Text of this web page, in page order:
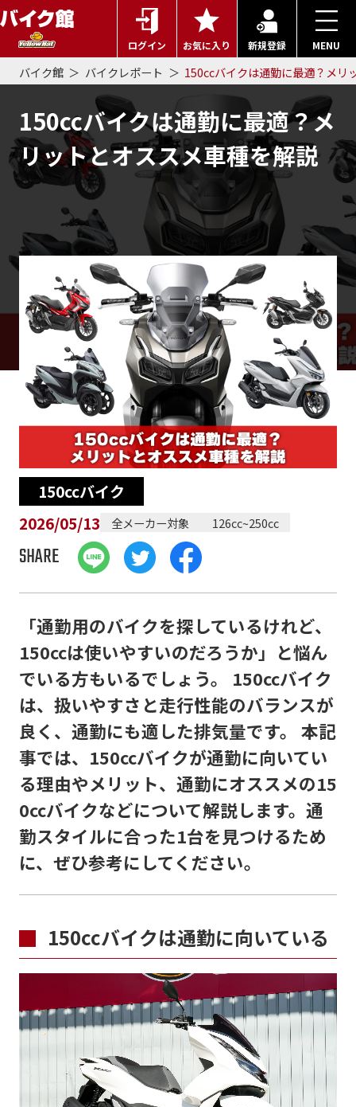
ログイン お気に入り 新規登録 MENU
バイク館 バイクレポート 150ccバイクは通勤に最適？メリ
150ccバイクは通勤に最適？メ
リットとオススメ車種を解説
150ccバイク
2026/05/13
全メーカー対象 126cc~250cc
SHARE
「通勤用のバイクを探しているけれど、
150ccは使いやすいのだろうか」と悩ん
でいる方もいるでしょう。 150ccバイク
は、扱いやすさと走行性能のバランスが
良く、通勤にも適した排気量です。 本記
事では、150ccバイクが通勤に向いてい
る理由やメリット、通勤にオススメの15
0ccバイクなどについて解説します。通
勤スタイルに合った1台を見つけるため
に、ぜひ参考にしてください。
150ccバイクは通勤に向いている